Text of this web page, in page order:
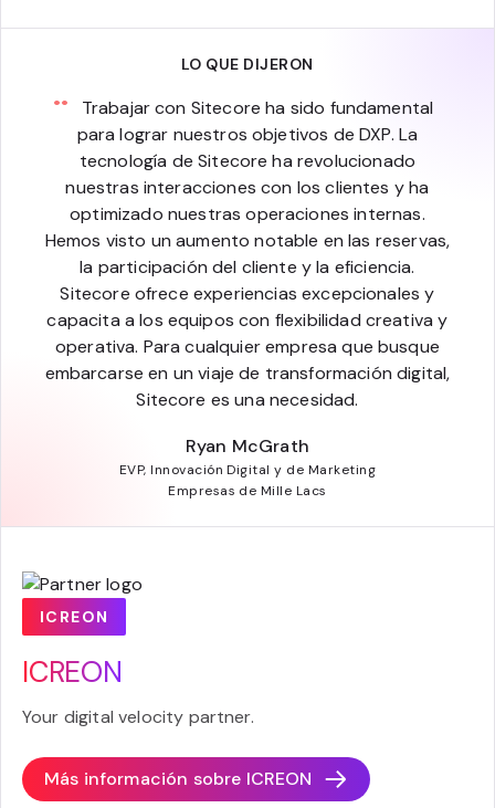
LO QUE DIJERON
Trabajar con Sitecore ha sido fundamental
para lograr nuestros objetivos de DXP. La
tecnología de Sitecore ha revolucionado
nuestras interacciones con los clientes y ha
optimizado nuestras operaciones internas.
Hemos visto un aumento notable en las reservas,
la participación del cliente y la eficiencia.
Sitecore ofrece experiencias excepcionales y
capacita a los equipos con flexibilidad creativa y
operativa. Para cualquier empresa que busque
embarcarse en un viaje de transformación digital,
Sitecore es una necesidad.
Ryan McGrath
EVP, Innovación Digital y de Marketing
Empresas de Mille Lacs
ICREON
ICREON
Your digital velocity partner.
Más información sobre ICREON